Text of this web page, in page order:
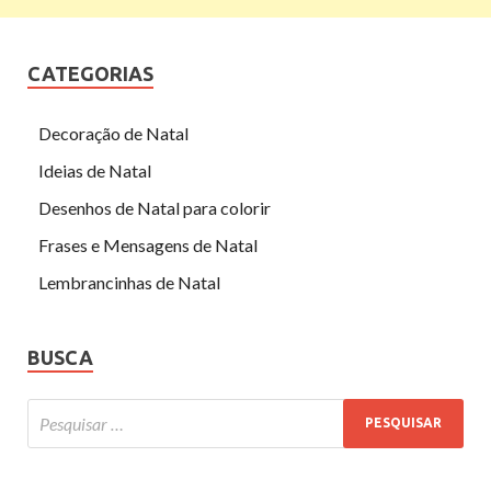
CATEGORIAS
Decoração de Natal
Ideias de Natal
Desenhos de Natal para colorir
Frases e Mensagens de Natal
Lembrancinhas de Natal
BUSCA